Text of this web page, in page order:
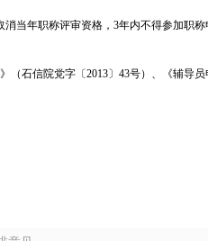
当年职称评审资格，3年内不得参加职
石信院党字〔2013〕43号）、《辅导